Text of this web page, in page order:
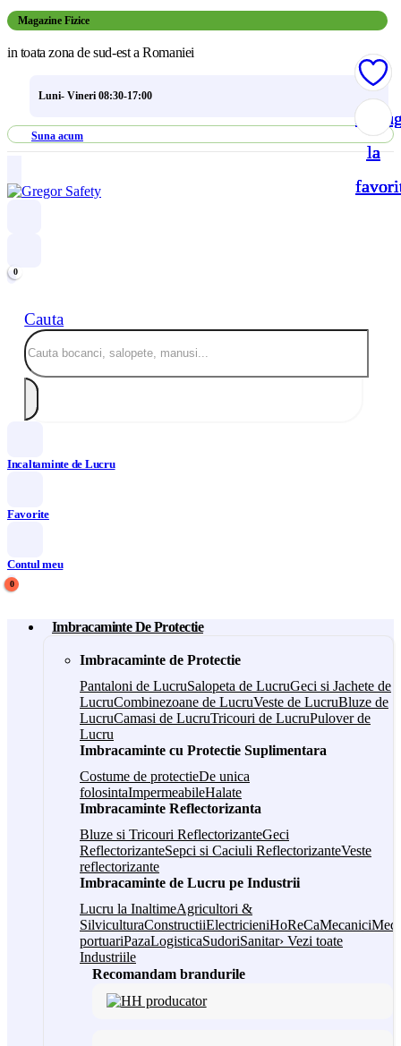
Magazine Fizice
in toata zona de sud-est a Romaniei
Luni- Vineri 08:30-17:00
Suna acum
0
Cauta
Incaltaminte de Lucru
Favorite
Contul meu
0
Imbracaminte De Protectie
Imbracaminte de Protectie
Pantaloni de LucruSalopeta de LucruGeci si Jachete de
LucruCombinezoane de LucruVeste de LucruBluze de
LucruCamasi de LucruTricouri de LucruPulover de
Lucru
Imbracaminte cu Protectie Suplimentara
Costume de protectieDe unica
folosintaImpermeabileHalate
Imbracaminte Reflectorizanta
Bluze si Tricouri ReflectorizanteGeci
ReflectorizanteSepci si Caciuli ReflectorizanteVeste
reflectorizante
Imbracaminte de Lucru pe Industrii
Lucru la InaltimeAgricultori &
SilviculturaConstructiiElectricieniHoReCaMecanici
portuariPazaLogisticaSudoriSanitar› Vezi toate
Industriile
Recomandam brandurile
la
la
la
la